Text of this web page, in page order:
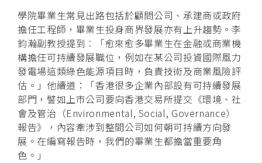
學院畢業生常見出路包括於顧問公司、承建商或政府
擔任工程師，畢業生投身商界發展亦有上升趨勢。李
鈞瀚副教授提到︰「愈來愈多畢業生在金融或商業機
構擔任可持續發展職位，例如在某公司投資國際風力
發電場這類綠色能源項目時，負責技術及商業風險評
估。」他續道：「香港很多企業內部設有可持續發展
部門，譬如上市公司要向香港交易所提交《環境、社
會及管治（Environmental, Social, Governance）
報告》，內容牽涉到整間公司如何朝可持續方向發
展。在編寫報告時，我們的畢業生都擔當重要角
色。」